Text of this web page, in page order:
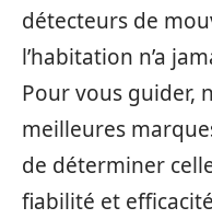
détecteurs de
l’habitation n’a
Pour vous guider,
meilleures
de déterminer
fiabilité et